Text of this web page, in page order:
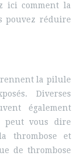
ici comment la
pouvez réduire
la pilule
Diverses
également
peut vous dire
thrombose et
de thrombose